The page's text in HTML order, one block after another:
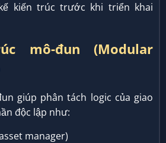
kiến trúc trước khi triển khai
mô-đun (Modular
giúp phân tách logic của giao
độc lập như:
manager)